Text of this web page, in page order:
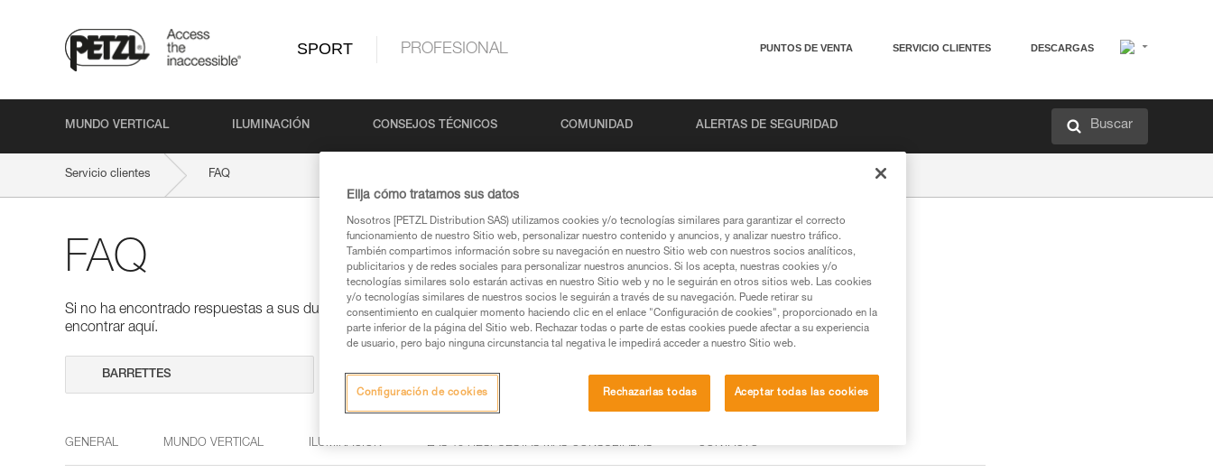
SPORT PROFESIONAL PUNTOS DE VENTA SERVICIO CLIENTES DESCARGAS
MUNDO VERTICAL ILUMINACIÓN CONSEJOS TÉCNICOS COMUNIDAD ALERTAS DE SEGURIDAD Buscar
Servicio clientes FAQ
FAQ
Si no ha encontrado respuestas a sus dudas en nuestras páginas de productos y técnicas, las debería
encontrar aquí.
Realizar una búsqueda
GENERAL MUNDO VERTICAL ILUMINACIÓN LAS 15 RESPUESTAS MÁS CONSULTADAS CONTACTO
Elija cómo tratamos sus datos
Nosotros [PETZL Distribution SAS) utilizamos cookies y/o tecnologías similares para garantizar el correcto
funcionamiento de nuestro Sitio web, personalizar nuestro contenido y anuncios, y analizar nuestro tráfico.
También compartimos información sobre su navegación en nuestro Sitio web con nuestros socios analíticos,
publicitarios y de redes sociales para personalizar nuestros anuncios. Si los acepta, nuestras cookies y/o
tecnologías similares solo estarán activas en nuestro Sitio web y no le seguirán en otros sitios web. Las cookies
y/o tecnologías similares de nuestros socios le seguirán a través de su navegación. Puede retirar su
consentimiento en cualquier momento haciendo clic en el enlace "Configuración de cookies", proporcionado en la
parte inferior de la página del Sitio web. Rechazar todas o parte de estas cookies puede afectar a su experiencia
de usuario, pero bajo ninguna circunstancia tal negativa le impedirá acceder a nuestro Sitio web.
Rechazarlas todas Aceptar todas las cookies
Configuración de cookies